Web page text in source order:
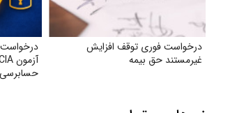
درخواست فوری توقف افزایش
غیرمستند حق بیمه
درخواست